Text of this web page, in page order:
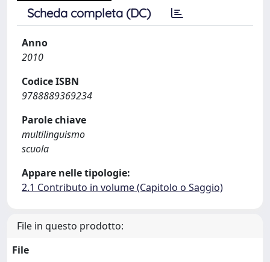
Scheda completa (DC)
Anno
2010
Codice ISBN
9788889369234
Parole chiave
multilinguismo
scuola
Appare nelle tipologie:
2.1 Contributo in volume (Capitolo o Saggio)
File in questo prodotto:
File